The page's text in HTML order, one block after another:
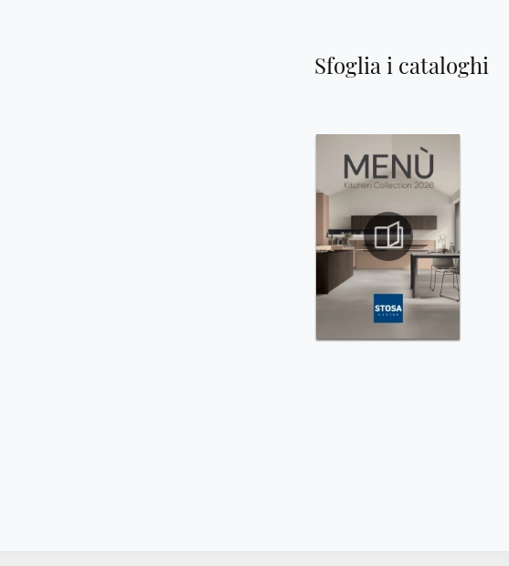
Sfoglia i cataloghi